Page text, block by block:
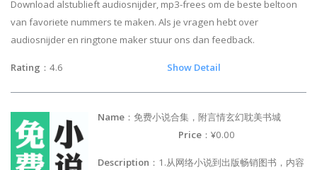
Download alstublieft audiosnijder, mp3-frees om de beste beltoon
van favoriete nummers te maken. Als je vragen hebt over
audiosnijder en ringtone maker stuur ons dan feedback.
Rating ：4.6 Show Detail
Name ：免费小说合集，附言情玄幻耽美书城
Price ：¥0.00
Description ：1.从网络小说到出版畅销图书，内容